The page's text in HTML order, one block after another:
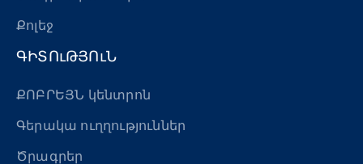
Քոլեջ
ԳԻՏՈւԹՅՈւՆ
ՔՈԲՐԵՅՆ կենտրոն
Գերակա ուղղություններ
Ծրագրեր